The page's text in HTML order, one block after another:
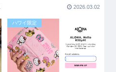
2026.03.02
ハワイ限定